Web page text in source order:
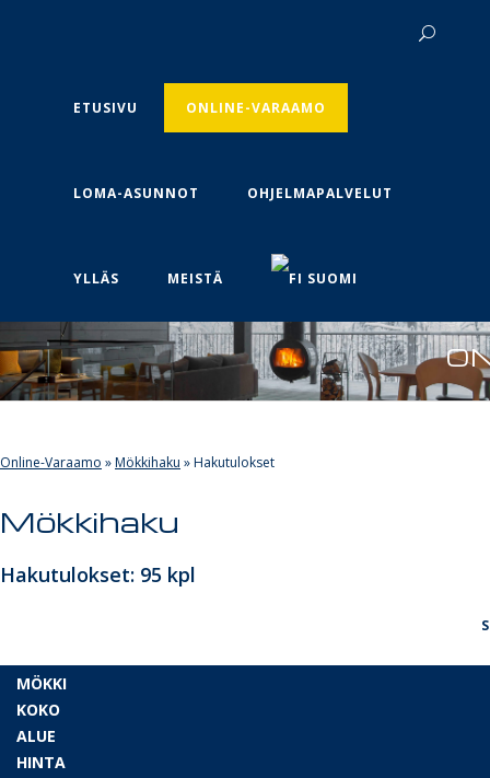
ETUSIVU ONLINE-VARAAMO
LOMA-ASUNNOT OHJELMAPALVELUT
YLLÄS MEISTÄ SUOMI
Online-Varaamo »Mökkihaku »Hakutulokset
Mökkihaku
Hakutulokset: 95 kpl
MÖKKI
KOKO
ALUE
HINTA